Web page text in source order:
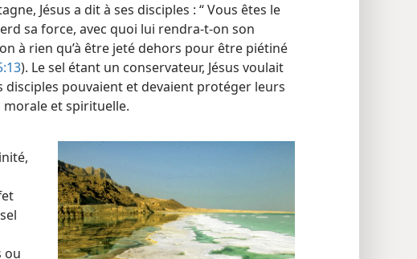
Jésus a dit à ses disciples : “ Vous êtes le
sa force, avec quoi lui rendra-​t-​on son
à rien qu’à être jeté dehors pour être piétiné
). Le sel étant un conservateur, Jésus voulait
disciples pouvaient et devaient protéger leurs
et spirituelle.
ou